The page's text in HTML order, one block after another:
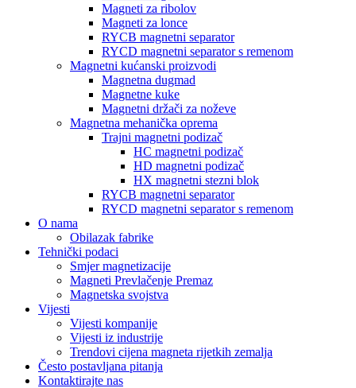
Magneti za ribolov
Magneti za lonce
RYCB magnetni separator
RYCD magnetni separator s remenom
Magnetni kućanski proizvodi
Magnetna dugmad
Magnetne kuke
Magnetni držači za noževe
Magnetna mehanička oprema
Trajni magnetni podizač
HC magnetni podizač
HD magnetni podizač
HX magnetni stezni blok
RYCB magnetni separator
RYCD magnetni separator s remenom
O nama
Obilazak fabrike
Tehnički podaci
Smjer magnetizacije
Magneti Prevlačenje Premaz
Magnetska svojstva
Vijesti
Vijesti kompanije
Vijesti iz industrije
Trendovi cijena magneta rijetkih zemalja
Često postavljana pitanja
Kontaktirajte nas